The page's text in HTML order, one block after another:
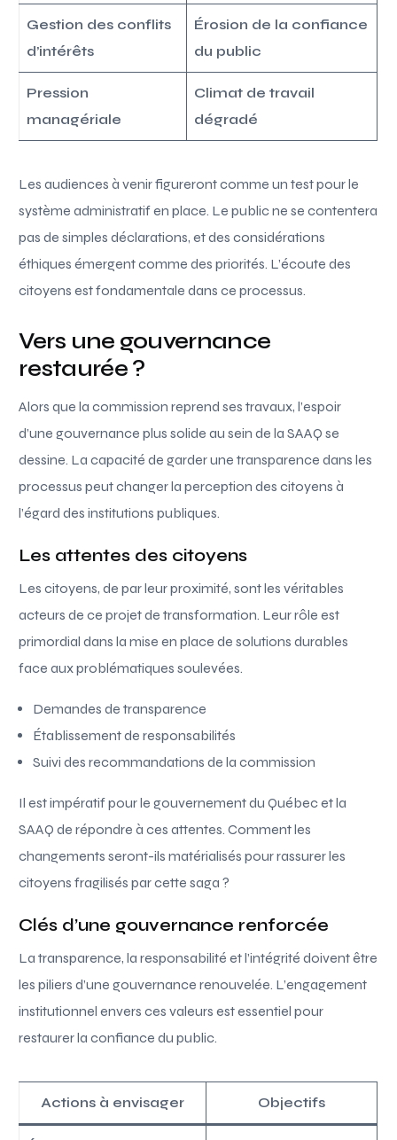
Gestion des conflits
d’intérêts
Érosion de la confiance
du public
Pression
managériale
Climat de travail
dégradé
Les audiences à venir figureront comme un test pour le
système administratif en place. Le public ne se contentera
pas de simples déclarations, et des considérations
éthiques émergent comme des priorités. L’écoute des
citoyens est fondamentale dans ce processus.
Vers une gouvernance
restaurée ?
Alors que la commission reprend ses travaux, l’espoir
d’une gouvernance plus solide au sein de la SAAQ se
dessine. La capacité de garder une transparence dans les
processus peut changer la perception des citoyens à
l’égard des institutions publiques.
Les attentes des citoyens
Les citoyens, de par leur proximité, sont les véritables
acteurs de ce projet de transformation. Leur rôle est
primordial dans la mise en place de solutions durables
face aux problématiques soulevées.
Demandes de transparence
Établissement de responsabilités
Suivi des recommandations de la commission
Il est impératif pour le gouvernement du Québec et la
SAAQ de répondre à ces attentes. Comment les
changements seront-ils matérialisés pour rassurer les
citoyens fragilisés par cette saga ?
Clés d’une gouvernance renforcée
La transparence, la responsabilité et l’intégrité doivent être
les piliers d’une gouvernance renouvelée. L’engagement
institutionnel envers ces valeurs est essentiel pour
restaurer la confiance du public.
Actions à envisager Objectifs